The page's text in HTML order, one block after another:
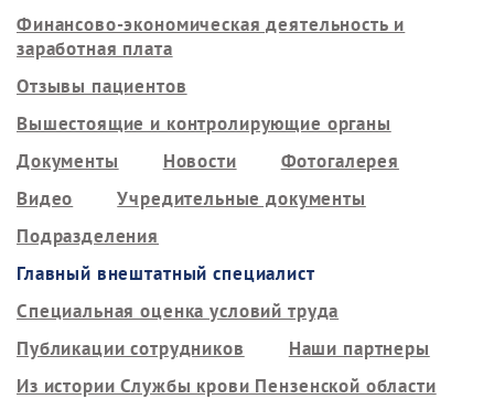
Финансово-экономическая деятельность и
заработная плата
Отзывы пациентов
Вышестоящие и контролирующие органы
Документы
Новости
Фотогалерея
Видео
Учредительные документы
Подразделения
Главный внештатный специалист
Специальная оценка условий труда
Публикации сотрудников
Наши партнеры
Из истории Службы крови Пензенской области